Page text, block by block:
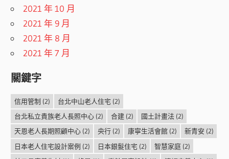
2021 年 10 月
2021 年 9 月
2021 年 8 月
2021 年 7 月
關鍵字
信用管制 (2) 台北中山老人住宅 (2)
台北私立貴族老人長照中心(2) 合建(2) 國土計畫法(2)
天恩老人長期照顧中心(2) 央行(2) 康寧生活會館(2) 新青安 (2)
日本老人住宅設計案例 (2) 日本銀髮住宅 (2) 智慧家庭(2)